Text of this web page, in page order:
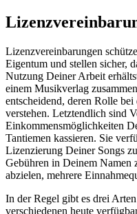
Lizenzvereinbarungen
Eigentum und stellen sicher,
Nutzung Deiner Arbeit
einem Musikverlag
entscheidend, deren Rolle
verstehen. Letztendlich sind
Einkommensmöglichkeiten
Tantiemen kassieren. Sie
Lizenzierung Deiner Songs
Gebühren in Deinem Namen
abzielen, mehrere
In der Regel gibt es drei
verschiedenen heute